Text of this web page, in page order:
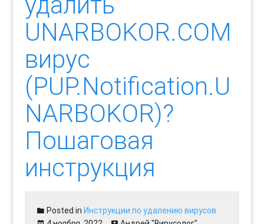
UNARBOKOR.COM
вирус
(PUP.Notification.U
NARBOKOR)?
Пошаговая
инструкция
Posted inИнструкции по удалению вирусов